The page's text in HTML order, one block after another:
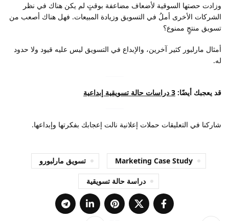
وزادت حصتها السوقية لأضعاف مضاعفة بوقتٍ لم يكن هناك في نظر
الشركات الأخرى أملُ في التسويق وزيادة المبيعات. فهل هناك أصعب من
تسويق منتجٍ ممنوع؟
أمثال مارلبور كثير آخرين، والإبداع في التسويق ليس عليه قيود ولا حدود
له.
قد يعجبك أيضًا: 3 دراسات حالة تسويقية إبداعية
شاركنا في التعليقات حملات إعلانية نالت إعجابك بفكرتها وإبداعها.
Marketing Case Study تسويق مارلبورو
دراسة حالة تسويقية